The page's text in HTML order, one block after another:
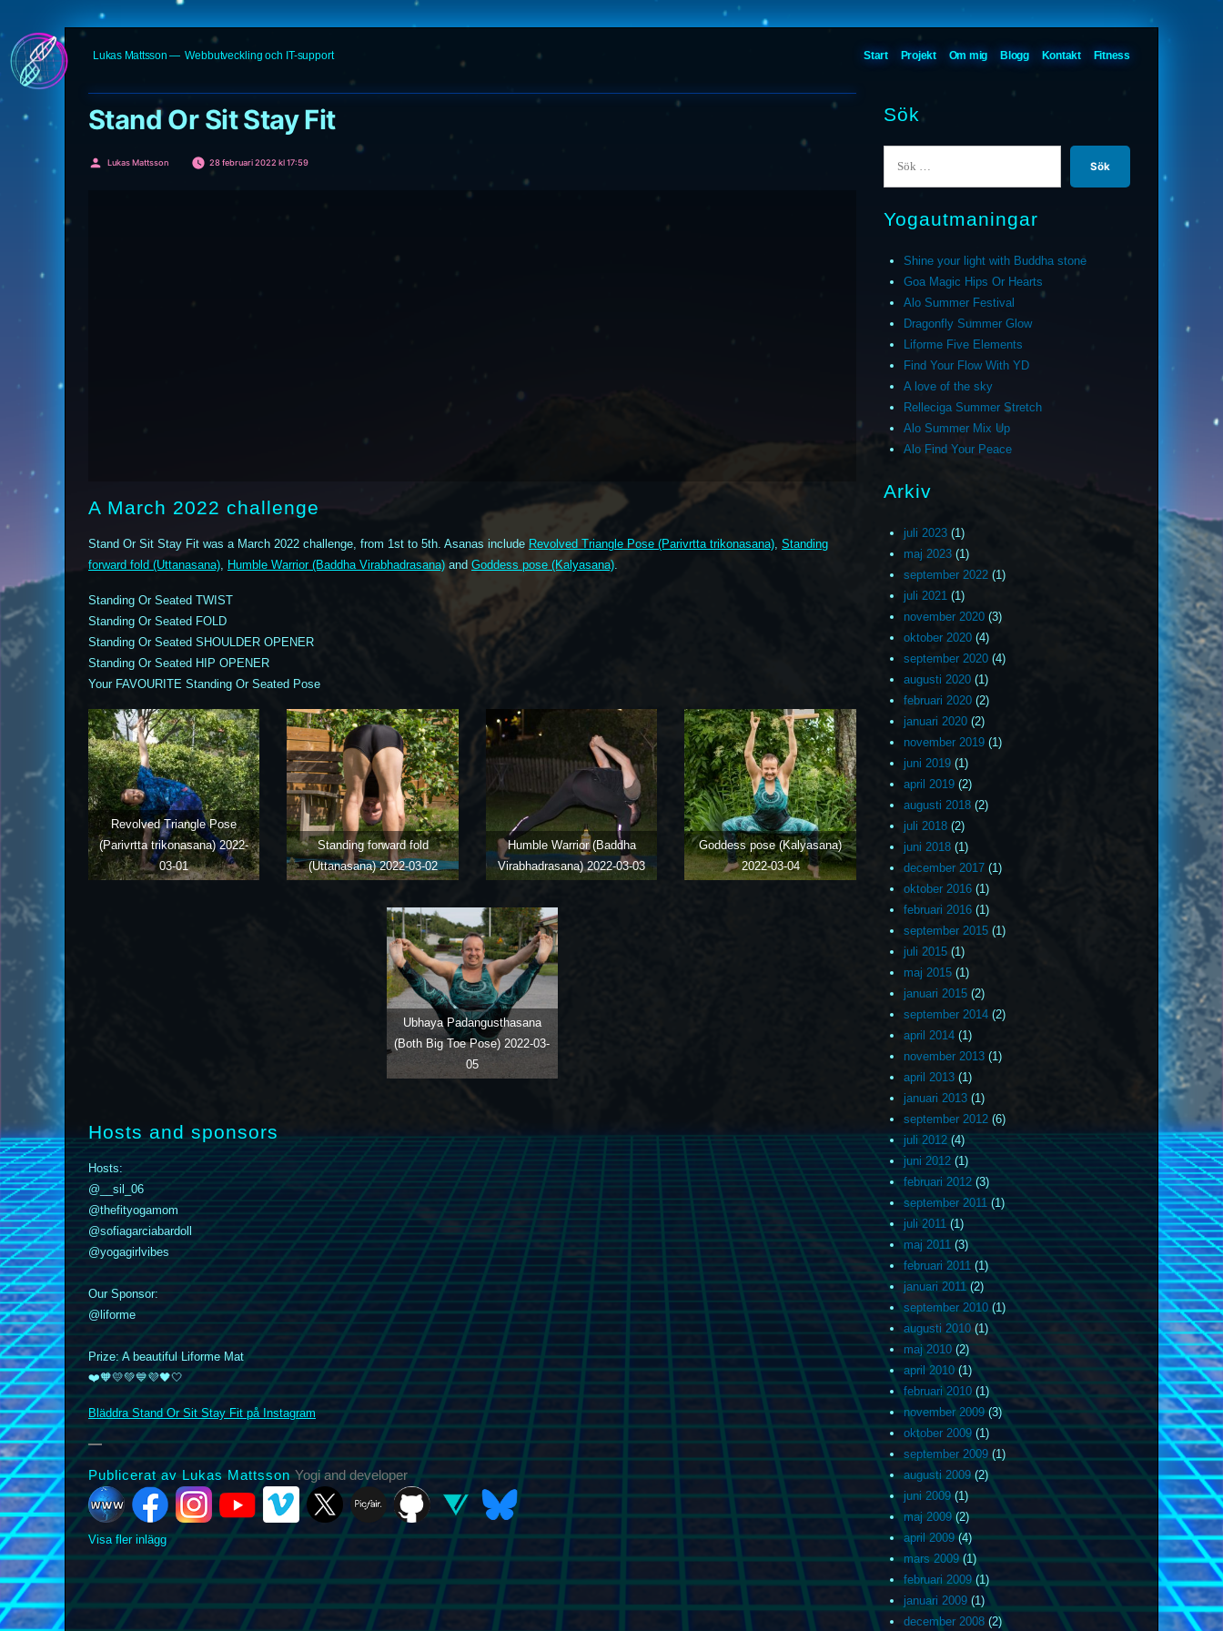
Hoppa
till
Lukas Mattsson Webbutveckling och IT-support Start Projekt Om mig Blogg Kontakt Fitness
Stand Or Sit Stay Fit
Publicerat
Lukas Mattsson 28 februari 2022 kl 17:59
A March 2022 challenge
Stand Or Sit Stay Fit was a March 2022 challenge, from 1st to 5th. Asanas include Revolved Triangle Pose (Parivrtta trikonasana), Standing
forward fold (Uttanasana), Humble Warrior (Baddha Virabhadrasana) and Goddess pose (Kalyasana).
Standing Or Seated TWIST
Standing Or Seated FOLD
Standing Or Seated SHOULDER OPENER
Standing Or Seated HIP OPENER
Your FAVOURITE Standing Or Seated Pose
Revolved Triangle Pose
(Parivrtta trikonasana)2022-
03-01
Standing forward fold
(Uttanasana)2022-03-02
Humble Warrior (Baddha
Virabhadrasana)2022-03-03
Goddess pose (Kalyasana)
2022-03-04
Ubhaya Padangusthasana
(Both Big Toe Pose)2022-03-
05
Hosts and sponsors
Hosts:
@__sil_06
@thefityogamom
@sofiagarciabardoll
@yogagirlvibes
Our Sponsor:
@liforme
Prize: A beautiful Liforme Mat
❤️🧡💛💚💙💜🖤🤍
Bläddra Stand Or Sit Stay Fit på Instagram
Publicerat av Lukas MattssonYogi and developer
YouTubeVimeo X Picfair Github Vero Bluesky
Visa fler inlägg
Sök
Yogautmaningar
Shine your light with Buddha stone
Goa Magic Hips Or Hearts
Alo Summer Festival
Dragonfly Summer Glow
Liforme Five Elements
Find Your Flow With YD
A love of the sky
Relleciga Summer Stretch
Alo Summer Mix Up
Alo Find Your Peace
Arkiv
juli 2023(1)
maj 2023(1)
september 2022(1)
juli 2021(1)
november 2020(3)
oktober 2020(4)
september 2020(4)
augusti 2020(1)
februari 2020(2)
januari 2020(2)
november 2019(1)
juni 2019(1)
april 2019(2)
augusti 2018(2)
juli 2018(2)
juni 2018(1)
december 2017(1)
oktober 2016(1)
februari 2016(1)
september 2015(1)
juli 2015(1)
maj 2015(1)
januari 2015(2)
september 2014(2)
april 2014(1)
november 2013(1)
april 2013(1)
januari 2013(1)
september 2012(6)
juli 2012(4)
juni 2012(1)
februari 2012(3)
september 2011(1)
juli 2011(1)
maj 2011(3)
februari 2011(1)
januari 2011(2)
september 2010(1)
augusti 2010(1)
maj 2010(2)
april 2010(1)
februari 2010(1)
november 2009(3)
oktober 2009(1)
september 2009(1)
augusti 2009(2)
juni 2009(1)
maj 2009(2)
april 2009(4)
mars 2009(1)
februari 2009(1)
januari 2009(1)
december 2008(2)